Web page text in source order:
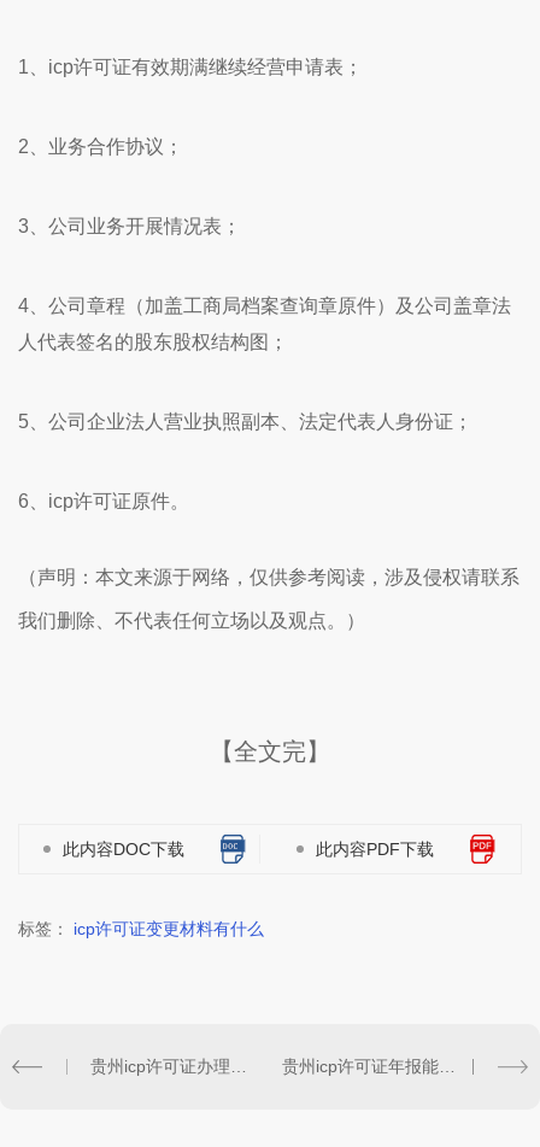
1、icp许可证有效期满继续经营申请表；
2、业务合作协议；
3、公司业务开展情况表；
4、公司章程（加盖工商局档案查询章原件）及公司盖章法
人代表签名的股东股权结构图；
5、公司企业法人营业执照副本、法定代表人身份证；
6、icp许可证原件。
（声明：本文来源于网络，仅供参考阅读，涉及侵权请联系
我们删除、不代表任何立场以及观点。）
【全文完】
此内容DOC下载 此内容PDF下载
标签： icp许可证变更材料有什么